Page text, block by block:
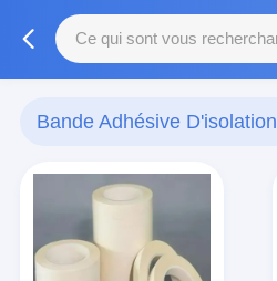
Bande Adhésive D'isolation